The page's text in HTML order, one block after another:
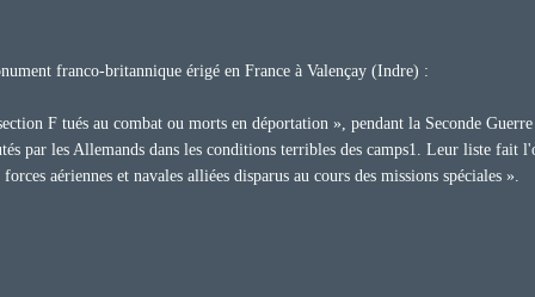
franco-britannique érigé en France à Valençay (Indre) :
F tués au combat ou morts en déportation », pendant la Seconde
par les Allemands dans les conditions terribles des camps1. Leur liste
aériennes et navales alliées disparus au cours des missions spéciales ».